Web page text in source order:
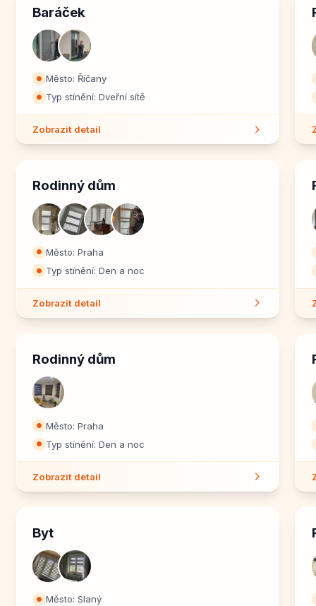
Baráček
⏺ Město: Říčany
⏺ Typ stínění: Dveřní sítě
Zobrazit detail
Rodinný dům
⏺ Město: Praha
⏺ Typ stínění: Den a noc
Zobrazit detail
Rodinný dům
⏺ Město: Praha
⏺ Typ stínění: Den a noc
Zobrazit detail
Byt
⏺ Město: Slaný